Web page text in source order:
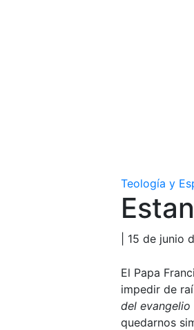
Teología y
| 15 de junio
El Papa
impedir de
del evangelio
quedarnos